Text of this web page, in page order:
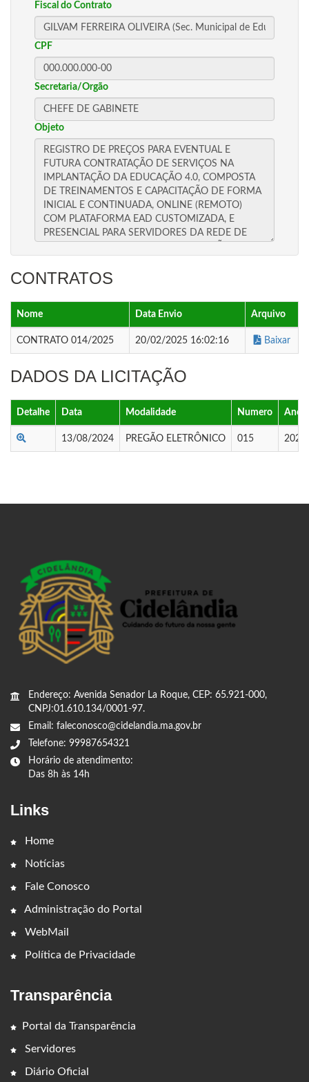
Fiscal do Contrato
CPF
Secretaria/Orgão
Objeto
CONTRATOS
Nome Data Envio Arquivo
CONTRATO 014/2025 20/02/2025 16:02:16 Baixar
DADOS DA LICITAÇÃO
Detalhe Data Modalidade Numero Ano
13/08/2024 PREGÃO ELETRÔNICO 015 2024
Endereço: Avenida Senador La Roque, CEP: 65.921-000,
CNPJ:01.610.134/0001-97.
Email: faleconosco@cidelandia.ma.gov.br
Telefone: 99987654321
Horário de atendimento:
Das 8h às 14h
Links
Home
Notícias
Fale Conosco
Administração do Portal
WebMail
Política de Privacidade
Transparência
Portal da Transparência
Servidores
Diário Oficial